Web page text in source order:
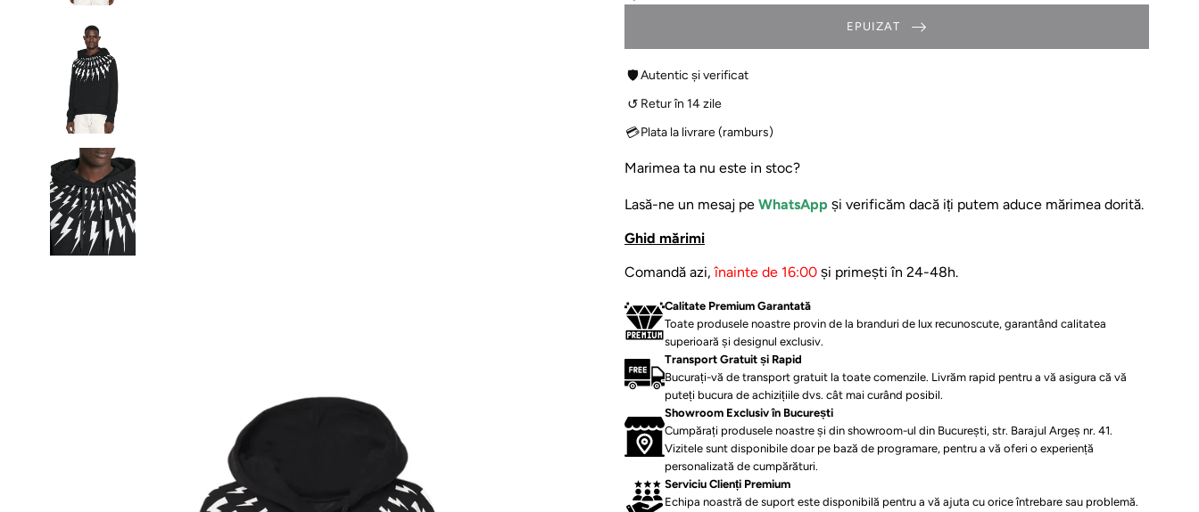
EPUIZAT
🛡Autentic și verificat
↺ Retur în 14 zile
💳Plata la livrare (ramburs)
Marimea ta nu este in stoc?
Lasă-ne un mesaj pe WhatsApp și verificăm dacă iți putem aduce mărimea dorită.
Ghid mărimi
Comandă azi,înainte de 16:00 și primești în 24-48h.
⁠Calitate Premium Garantată
Toate produsele noastre provin de la branduri de lux recunoscute, garantând calitatea
superioară și designul exclusiv.
Transport Gratuit și Rapid
Bucurați-vă de transport gratuit la toate comenzile. Livrăm rapid pentru a vă asigura că vă
puteți bucura de achizițiile dvs. cât mai curând posibil.
Showroom Exclusiv în București
Cumpărați produsele noastre și din showroom-ul din București, str. Barajul Argeș nr. 41.
Vizitele sunt disponibile doar pe bază de programare, pentru a vă oferi o experiență
personalizată de cumpărături.
Serviciu Clienți Premium
Echipa noastră de suport este disponibilă pentru a vă ajuta cu orice întrebare sau problemă.